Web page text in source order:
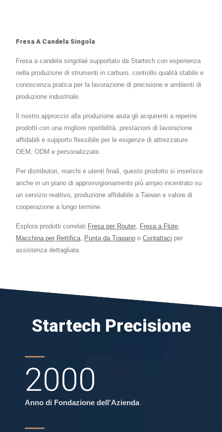
Fresa A Candela Singola
Fresa a candela singolaè supportato da Startech con esperienza
nella produzione di strumenti in carburo, controllo qualità stabile e
conoscenza pratica per la lavorazione di precisione e ambienti di
produzione industriale.
Il nostro approccio alla produzione aiuta gli acquirenti a reperire
prodotti con una migliore ripetibilità, prestazioni di lavorazione
affidabili e supporto flessibile per le esigenze di attrezzature
OEM, ODM e personalizzate.
Per distributori, marchi e utenti finali, questo prodotto si inserisce
anche in un piano di approvvigionamento più ampio incentrato su
un servizio reattivo, produzione affidabile a Taiwan e valore di
cooperazione a lungo termine.
Esplora prodotti correlati Fresa per Router, Fresa a Flute,
Macchina per Rettifica, Punta da Trapano o Contattaci per
assistenza dettagliata.
Startech Precisione
2000
Anno di Fondazione dell'Azienda